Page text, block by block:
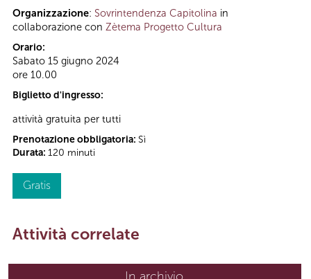
Organizzazione: Sovrintendenza Capitolina in
collaborazione con Zètema Progetto Cultura
Orario:
Sabato 15 giugno 2024
ore 10.00
Biglietto d'ingresso:
attività gratuita per tutti
Prenotazione obbligatoria: Sì
Durata: 120 minuti
Gratis
Attività correlate
In archivio